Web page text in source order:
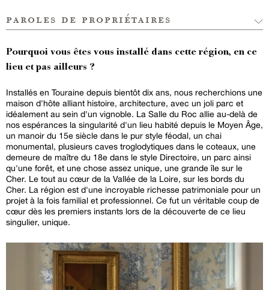
paroles de propriétaires
Pourquoi vous êtes vous installé dans cette région, en ce
lieu et pas ailleurs ?
Installés en Touraine depuis bientôt dix ans, nous recherchions une
maison d'hôte alliant histoire, architecture, avec un joli parc et
idéalement au sein d'un vignoble. La Salle du Roc allie au-delà de
nos espérances la singularité d'un lieu habité depuis le Moyen Âge,
un manoir du 15e siècle dans le pur style féodal, un chai
monumental, plusieurs caves troglodytiques dans le coteaux, une
demeure de maître du 18e dans le style Directoire, un parc ainsi
qu'une forêt, et une chose assez unique, une grande île sur le
Cher. Le tout au cœur de la Vallée de la Loire, sur les bords du
Cher. La région est d'une incroyable richesse patrimoniale pour un
projet à la fois familial et professionnel. Ce fut un véritable coup de
cœur dès les premiers instants lors de la découverte de ce lieu
singulier, unique.